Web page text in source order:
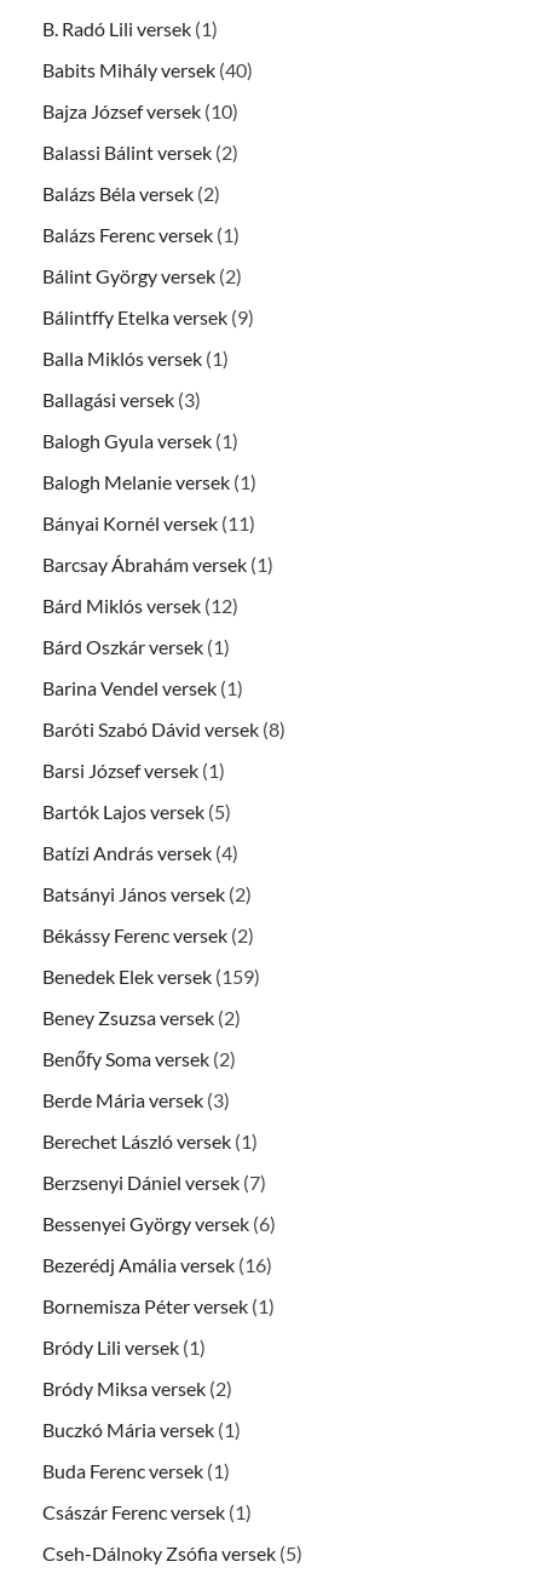
B. Radó Lili versek (1)
Babits Mihály versek (40)
Bajza József versek (10)
Balassi Bálint versek (2)
Balázs Béla versek (2)
Balázs Ferenc versek (1)
Bálint György versek (2)
Bálintffy Etelka versek (9)
Balla Miklós versek (1)
Ballagási versek (3)
Balogh Gyula versek (1)
Balogh Melanie versek (1)
Bányai Kornél versek (11)
Barcsay Ábrahám versek (1)
Bárd Miklós versek (12)
Bárd Oszkár versek (1)
Barina Vendel versek (1)
Baróti Szabó Dávid versek (8)
Barsi József versek (1)
Bartók Lajos versek (5)
Batízi András versek (4)
Batsányi János versek (2)
Békássy Ferenc versek (2)
Benedek Elek versek (159)
Beney Zsuzsa versek (2)
Benőfy Soma versek (2)
Berde Mária versek (3)
Berechet László versek (1)
Berzsenyi Dániel versek (7)
Bessenyei György versek (6)
Bezerédj Amália versek (16)
Bornemisza Péter versek (1)
Bródy Lili versek (1)
Bródy Miksa versek (2)
Buczkó Mária versek (1)
Buda Ferenc versek (1)
Császár Ferenc versek (1)
Cseh-Dálnoky Zsófia versek (5)